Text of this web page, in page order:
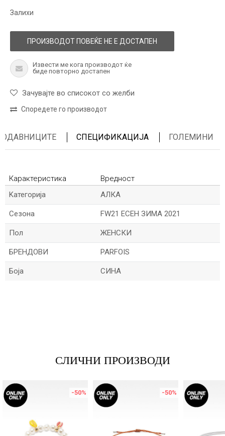
Залихи
ПРОИЗВОДОТ ПОВЕЌЕ НЕ Е ДОСТАПЕН
Извести ме кога производот ќе
биде повторно достапен
Зачувајте во списокот со желби
Споредете го производот
СПЕЦИФИКАЦИЈА ГОЛЕМИНИ
Карактеристика
Вредност
Kатегорија
АЛКА
Сезона FW21 ЕСЕН ЗИМА 2021
Пол ЖЕНСКИ
БРЕНДОВИ PARFOIS
Боја СИНА
Порака
СЛИЧНИ ПРОИЗВОДИ
-50% -50%